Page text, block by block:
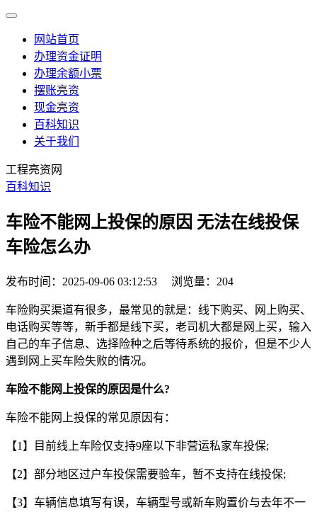
网站首页
办理资金证明
办理余额小票
摆账亮资
现金亮资
百科知识
关于我们
工程亮资网
百科知识
车险不能网上投保的原因 无法在线投保
车险怎么办
发布时间：2025-09-06 03:12:53 浏览量：204
车险购买渠道有很多，最常见的就是：线下购买、网上购买、
电话购买等等，新手都是线下买，老司机大都是网上买，输入
自己的车子信息、选择险种之后等待系统的报价，但是不少人
遇到网上买车险失败的情况。
车险不能网上投保的原因是什么?
车险不能网上投保的常见原因有：
【1】目前线上车险仅支持9座以下非营运私家车投保;
【2】部分地区过户车投保需要验车，暂不支持在线投保;
【3】车辆信息填写有误，车辆型号或新车购置价与去年不一